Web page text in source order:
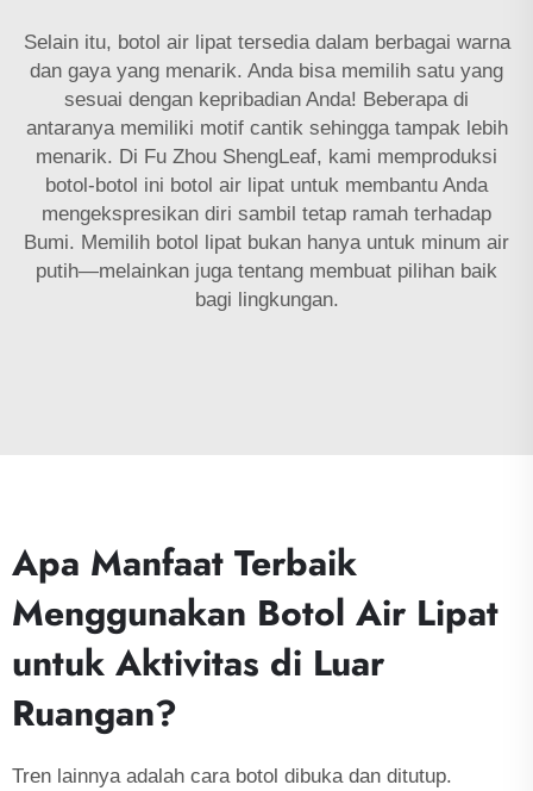
Selain itu, botol air lipat tersedia dalam berbagai warna
dan gaya yang menarik. Anda bisa memilih satu yang
sesuai dengan kepribadian Anda! Beberapa di
antaranya memiliki motif cantik sehingga tampak lebih
menarik. Di Fu Zhou ShengLeaf, kami memproduksi
botol-botol ini botol air lipat untuk membantu Anda
mengekspresikan diri sambil tetap ramah terhadap
Bumi. Memilih botol lipat bukan hanya untuk minum air
putih—melainkan juga tentang membuat pilihan baik
bagi lingkungan.
Apa Manfaat Terbaik
Menggunakan Botol Air Lipat
untuk Aktivitas di Luar
Ruangan?
Tren lainnya adalah cara botol dibuka dan ditutup.